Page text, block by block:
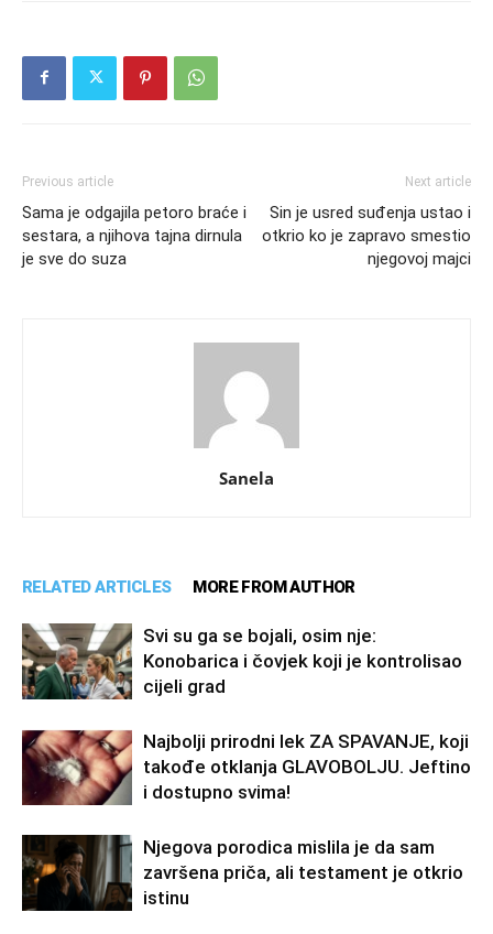
Previous article
Sama je odgajila petoro braće i
sestara, a njihova tajna dirnula
je sve do suza
Next article
Sin je usred suđenja ustao i
otkrio ko je zapravo smestio
njegovoj majci
Sanela
RELATED ARTICLES MORE FROM AUTHOR
Svi su ga se bojali, osim nje:
Konobarica i čovjek koji je kontrolisao
cijeli grad
Najbolji prirodni lek ZA SPAVANJE, koji
takođe otklanja GLAVOBOLJU. Jeftino
i dostupno svima!
Njegova porodica mislila je da sam
završena priča, ali testament je otkrio
istinu